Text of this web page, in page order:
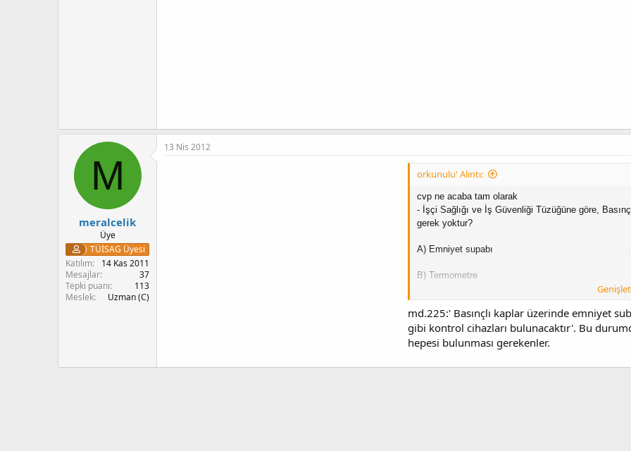
M
meralcelik
Üye
TÜİSAG Üyesi
Katılım
14 Kas 2011
Mesajlar
37
Tepki puanı
113
Meslek
Uzman (C)
13 Nis 2012
orkunulu' Alıntı:
cvp ne acaba tam olarak
- İşçi Sağlığı ve İş Güvenliği Tüzüğüne göre,
gerek yoktur?
A) Emniyet supabı
B) Termometre
D) Boşaltma vanası
md.225:' Basınçlı kaplar üzerinde emniyet
gibi kontrol cihazları bulunacaktır'. Bu
hepesi bulunması gerekenler.